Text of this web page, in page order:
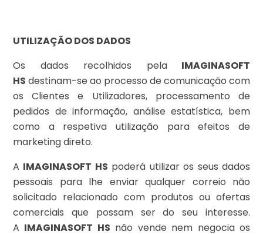
UTILIZAÇÃO DOS DADOS
Os dados recolhidos pelaIMAGINASOFT
HS destinam-se ao processo de comunicação com
os Clientes e Utilizadores, processamento de
pedidos de informação, análise estatística, bem
como a respetiva utilização para efeitos de
marketing direto.
A IMAGINASOFT HS poderá utilizar os seus dados
pessoais para lhe enviar qualquer correio não
solicitado relacionado com produtos ou ofertas
comerciais que possam ser do seu interesse.
A IMAGINASOFT HS não vende nem negocia os